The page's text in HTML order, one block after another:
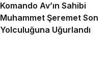
Komando Av’ın Sahibi
Muhammet Şeremet Son
Yolculuğuna Uğurlandı